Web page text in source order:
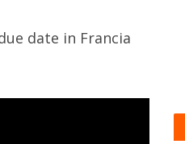
date in Francia